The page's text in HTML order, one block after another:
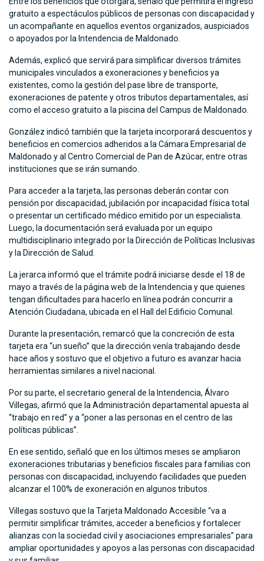
gratuito a espectáculos públicos de personas con discapacidad y
un acompañante en aquellos eventos organizados, auspiciados
o apoyados por la Intendencia de Maldonado.
Además, explicó que servirá para simplificar diversos trámites
municipales vinculados a exoneraciones y beneficios ya
existentes, como la gestión del pase libre de transporte,
exoneraciones de patente y otros tributos departamentales, así
como el acceso gratuito a la piscina del Campus de Maldonado.
González indicó también que la tarjeta incorporará descuentos y
beneficios en comercios adheridos a la Cámara Empresarial de
Maldonado y al Centro Comercial de Pan de Azúcar, entre otras
instituciones que se irán sumando.
Para acceder a la tarjeta, las personas deberán contar con
pensión por discapacidad, jubilación por incapacidad física total
o presentar un certificado médico emitido por un especialista.
Luego, la documentación será evaluada por un equipo
multidisciplinario integrado por la Dirección de Políticas Inclusivas
y la Dirección de Salud.
La jerarca informó que el trámite podrá iniciarse desde el 18 de
mayo a través de la página web de la Intendencia y que quienes
tengan dificultades para hacerlo en línea podrán concurrir a
Atención Ciudadana, ubicada en el Hall del Edificio Comunal.
Durante la presentación, remarcó que la concreción de esta
tarjeta era “un sueño” que la dirección venía trabajando desde
hace años y sostuvo que el objetivo a futuro es avanzar hacia
herramientas similares a nivel nacional.
Por su parte, el secretario general de la Intendencia, Álvaro
Villegas, afirmó que la Administración departamental apuesta al
“trabajo en red” y a “poner a las personas en el centro de las
políticas públicas”.
En ese sentido, señaló que en los últimos meses se ampliaron
exoneraciones tributarias y beneficios fiscales para familias con
personas con discapacidad, incluyendo facilidades que pueden
alcanzar el 100% de exoneración en algunos tributos.
Villegas sostuvo que la Tarjeta Maldonado Accesible “va a
permitir simplificar trámites, acceder a beneficios y fortalecer
alianzas con la sociedad civil y asociaciones empresariales” para
ampliar oportunidades y apoyos a las personas con discapacidad